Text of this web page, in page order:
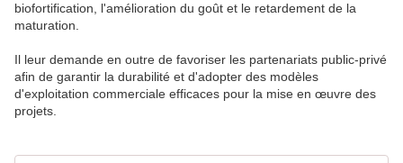
biofortification, l'amélioration du goût et le retardement de la
maturation.
Il leur demande en outre de favoriser les partenariats public-privé
afin de garantir la durabilité et d'adopter des modèles
d'exploitation commerciale efficaces pour la mise en œuvre des
projets.